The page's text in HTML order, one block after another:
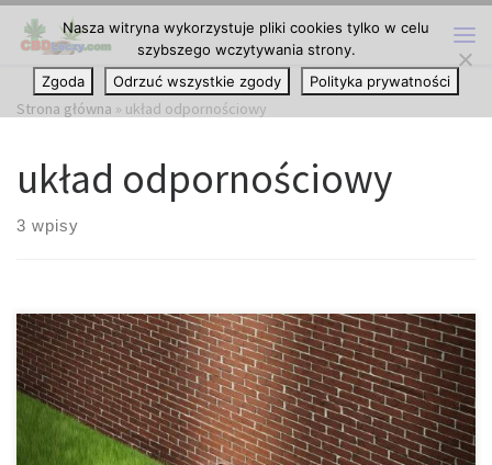
Przejdź do treści
Strona główna » układ odpornościowy
układ odpornościowy
3 wpisy
Oczywiście nie ma wiarygodnych badań nad wpływem CBD lub
THC na COVID-19. Ale istnieje sporo informacji na temat marihuany
oraz ogólnego dobrego samopoczucia. Obecnie mamy do
czynienia z ogólną kwarantanną, globalnymi zakłóceniami
Nasza witryna wykorzystuje pliki cookies tylko w celu
szybszego wczytywania strony.
Zgoda
Odrzuć wszystkie zgody Polityka prywatności